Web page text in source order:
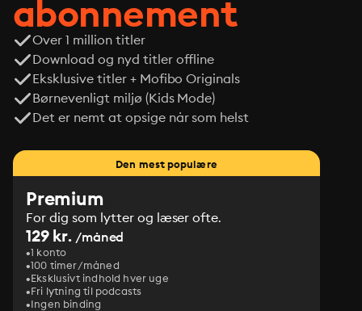
abonnement
Over 1 million titler
Download og nyd titler offline
Eksklusive titler + Mofibo Originals
Børnevenligt miljø (Kids Mode)
Det er nemt at opsige når som helst
Den mest populære
Premium
For dig som lytter og læser ofte.
129 kr. /måned
1 konto
100 timer/måned
Eksklusivt indhold hver uge
Fri lytning til podcasts
Ingen binding